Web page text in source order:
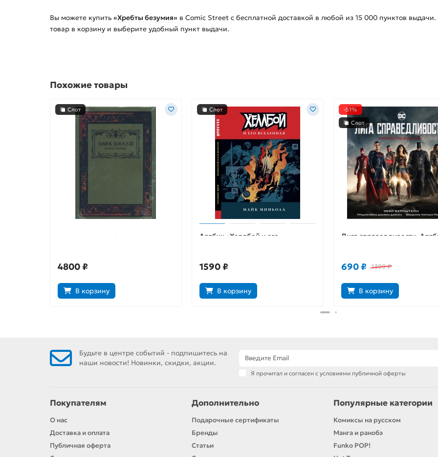
Вы можете купить «Хребты безумия» в Comic Street с бесплатной доставкой в любой из 15 000 пунктов выдачи.
товар в корзину и выберите удобный пункт выдачи.
Похожие товары
Слот
Dark Souls III Design Works HC
4800 ₽
В корзину
Слот
Артбук «Хеллбой и его
1590 ₽
В корзину
-51%
Слот
Лига справедливости.
690 ₽ 1399 ₽
В корзину
Будьте в центре событий - подпишитесь на
наши новости! Новинки, скидки, акции.
Я прочитал и согласен с условиями публичной оферты
Покупателям
О нас
Доставка и оплата
Публичная оферта
Дополнительно
Подарочные сертификаты
Бренды
Статьи
Популярные категории
Комиксы на русском
Манга и ранобэ
Funko POP!